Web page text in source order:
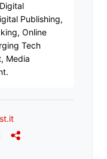
Publishing,
Online
Tech
Media
Addthis